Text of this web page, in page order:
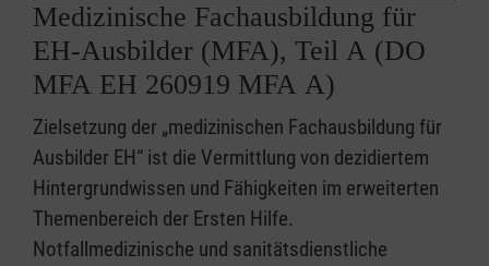
Medizinische Fachausbildung für
EH-Ausbilder (MFA), Teil A (DO
MFA EH 260919 MFA A)
Zielsetzung der „medizinischen Fachausbildung für
Ausbilder EH“ ist die Vermittlung von dezidiertem
Hintergrundwissen und Fähigkeiten im erweiterten
Themenbereich der Ersten Hilfe.
Notfallmedizinische und sanitätsdienstliche